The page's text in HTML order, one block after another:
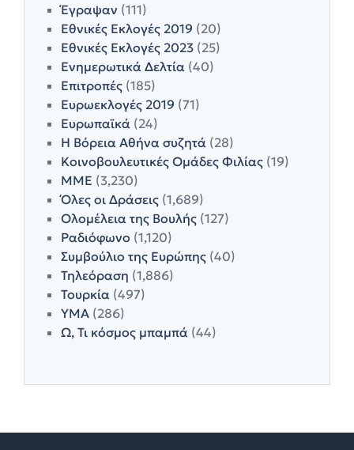
Έγραψαν (111)
Εθνικές Εκλογές 2019 (20)
Εθνικές Εκλογές 2023 (25)
Ενημερωτικά Δελτία (40)
Επιτροπές (185)
Ευρωεκλογές 2019 (71)
Ευρωπαϊκά (24)
Η Βόρεια Αθήνα συζητά (28)
Κοινοβουλευτικές Ομάδες Φιλίας (19)
ΜΜΕ (3,230)
Όλες οι Δράσεις (1,689)
Ολομέλεια της Βουλής (127)
Ραδιόφωνο (1,120)
Συμβούλιο της Ευρώπης (40)
Τηλεόραση (1,886)
Τουρκία (497)
ΥΜΑ (286)
Ω, Τι κόσμος μπαμπά (44)